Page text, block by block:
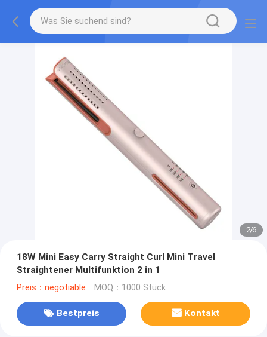
2/6
18W Mini Easy Carry Straight Curl Mini Travel
Straightener Multifunktion 2 in 1
Preis：negotiable MOQ：1000 Stück
Bestpreis Kontakt